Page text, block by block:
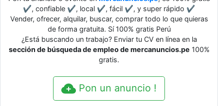
✔, confiable ✔, local ✔, fácil ✔, y super rápido ✔
Vender, ofrecer, alquilar, buscar, comprar todo lo que quieras
de forma gratuita. Sí 100% gratis Perú
¿Está buscando un trabajo? Enviar tu CV en línea en la
sección de búsqueda de empleo de mercanuncios.pe 100%
gratis.
Pon un anuncio !